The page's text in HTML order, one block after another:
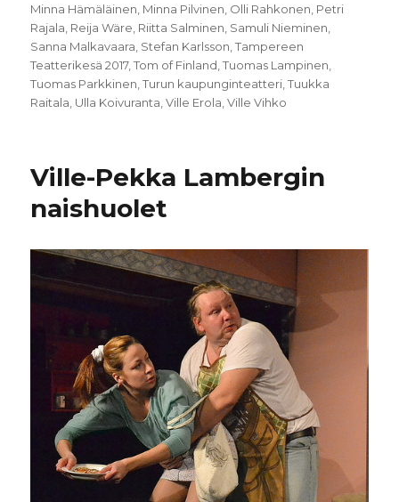
Minna Hämäläinen Minna Pilvinen Olli Rahkonen Petri
Rajala Reija Wäre Riitta Salminen Samuli Nieminen
Sanna Malkavaara Stefan Karlsson ,Tampereen
Teatterikesä 2017,Tom of Finland ,Tuomas Lampinen
Tuomas Parkkinen ,Turun kaupunginteatteri ,Tuukka
Raitala Ulla Koivuranta ,Ville Erola ,Ville Vihko
Ville-Pekka Lambergin
naishuolet